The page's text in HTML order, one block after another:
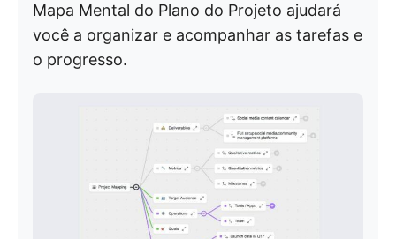
Mapa Mental do Plano do Projeto ajudará
você a organizar e acompanhar as tarefas e
o progresso.